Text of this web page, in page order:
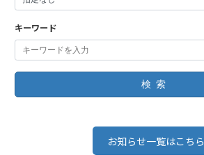
キーワード
検索
お知らせ一覧はこちら